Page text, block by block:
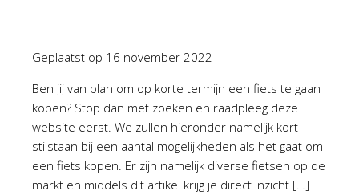
Geplaatst op 16 november 2022
Ben jij van plan om op korte termijn een fiets te gaan
kopen? Stop dan met zoeken en raadpleeg deze
website eerst. We zullen hieronder namelijk kort
stilstaan bij een aantal mogelijkheden als het gaat om
een fiets kopen. Er zijn namelijk diverse fietsen op de
markt en middels dit artikel krijg je direct inzicht […]